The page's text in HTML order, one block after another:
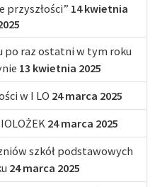
przyszłości” 14 kwietnia
po raz ostatni w tym roku
13 kwietnia 2025
w I LO 24 marca 2025
24 marca 2025
szkół podstawowych
24 marca 2025